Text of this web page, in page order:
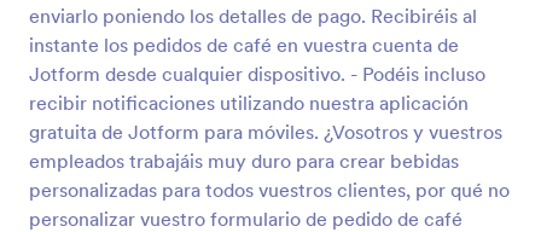
enviarlo poniendo los detalles de pago. Recibiréis al
instante los pedidos de café en vuestra cuenta de
Jotform desde cualquier dispositivo. - Podéis incluso
recibir notificaciones utilizando nuestra aplicación
gratuita de Jotform para móviles. ¿Vosotros y vuestros
empleados trabajáis muy duro para crear bebidas
personalizadas para todos vuestros clientes, por qué no
personalizar vuestro formulario de pedido de café